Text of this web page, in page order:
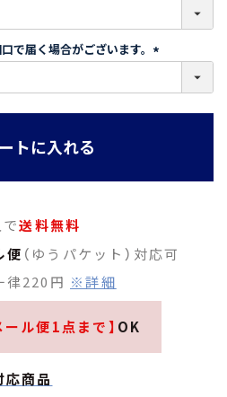
必
)
で届く場合がございます。
必
トに入れる
送料無料
便 （ゆうパケット）対応可
律220円 ※詳細
ール便1点まで】 OK
商品